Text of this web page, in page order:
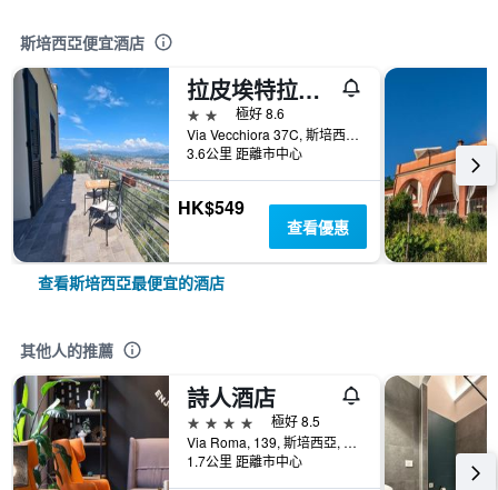
斯培西亞便宜酒店
拉皮埃特拉觀光農場
2星級
極好 8.6
Via Vecchiora 37C, 斯培西亞, 拉斯佩齊亞, 義大利
3.6公里 距離市中心
HK$549
查看優惠
查看斯培西亞最便宜的酒店
其他人的推薦
詩人酒店
4星級
極好 8.5
Via Roma, 139, 斯培西亞, 拉斯佩齊亞, 義大利
1.7公里 距離市中心